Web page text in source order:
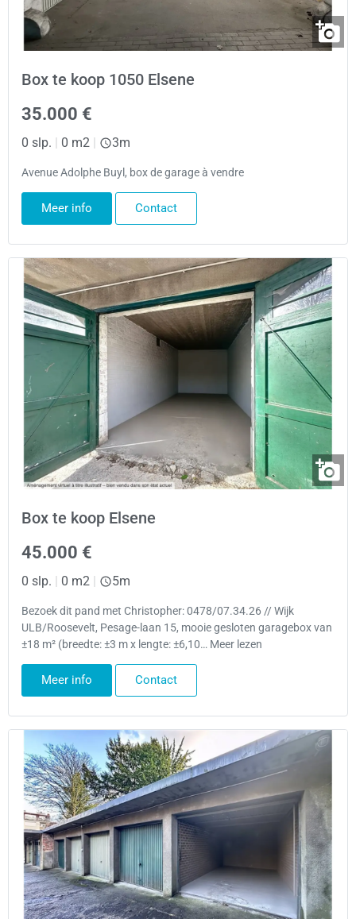
Box te koop 1050 Elsene
35.000 €
0 slp. 0 m2 3m
Avenue Adolphe Buyl, box de garage à vendre
Meer info Contact
Box te koop Elsene
45.000 €
0 slp. 0 m2 5m
Bezoek dit pand met Christopher: 0478/07.34.26 // Wijk
ULB/Roosevelt, Pesage-laan 15, mooie gesloten garagebox van
±18 m² (breedte: ±3 m x lengte: ±6,10… Meer lezen
Meer info Contact